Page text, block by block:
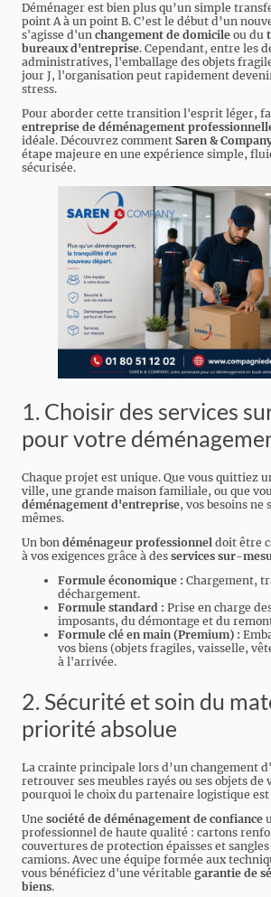
Déménager est bien plus qu’un simple
point A à un point B. C’est le début d’un
s'agisse d'un changement de domicile ou du
bureaux d'entreprise. Cependant, entre les
administratives, l'emballage des objets
jour J, l'organisation peut rapidement
stress.
Pour aborder cette transition l'esprit léger,
entreprise de déménagement
idéale. Découvrez comment Saren &
étape majeure en une expérience simple,
sécurisée.
1. Choisir des services
pour votre
Chaque projet est unique. Que vous quittiez
ville, une grande maison familiale, ou que
déménagement d'entreprise, vos besoins ne
mêmes.
Un bon déménageur professionnel doit être
à vos exigences grâce à des services sur-
Formule économique : Chargement,
déchargement.
Formule standard : Prise en charge
imposants, du démontage et du
Formule clé en main (Premium) :
vos biens (objets fragiles, vaisselle,
à l'arrivée.
2. Sécurité et soin du
priorité absolue
La crainte principale lors d’un changement
retrouver ses meubles rayés ou ses objets de
pourquoi le choix du partenaire logistique
Une société de déménagement de confiance
professionnel de haute qualité : cartons
couvertures de protection épaisses et
camions. Avec une équipe formée aux
vous bénéficiez d'une véritable garantie de
biens.